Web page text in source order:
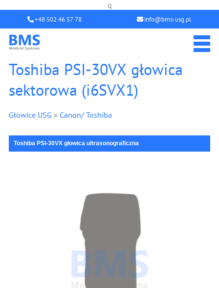
q
+48 502 46 57 78 info@bms-usg.pl
Toshiba PSI-30VX głowica
sektorowa (i6SVX1)
Głowice USG » Canon/ Toshiba
Toshiba PSI-30VX głowica ultrasonograficzna